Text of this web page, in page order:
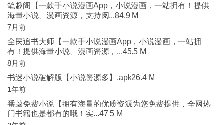
笔趣阁【一款手小说漫画App，小说漫画，一站拥有！提供
海量小说、漫画资源，支持阅...84.9 M
7月前
全民追书大师【一款手小说漫画App，小说漫画，一站拥
有！提供海量小说、漫画资源，...45.5 M
8月前
书迷小说破解版【小说资源多】.apk26.4 M
1年前
番薯免费小说【拥有海量的优质资源为您免费提供，全网热
门书籍也是都有的哦！实...47.5 M